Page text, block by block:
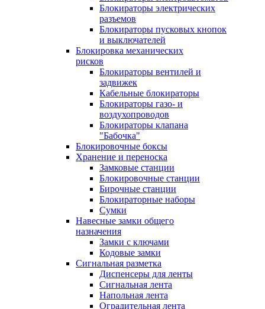
Блокираторы электрических
разъемов
Блокираторы пусковых кнопок
и выключателей
Блокировка механических
рисков
Блокираторы вентилей и
задвижек
Кабельные блокираторы
Блокираторы газо- и
воздухопроводов
Блокираторы клапана
"Бабочка"
Блокировочные боксы
Хранение и переноска
Замковые станции
Блокировочные станции
Бирочные станции
Блокираторные наборы
Сумки
Навесные замки общего
назначения
Замки с ключами
Кодовые замки
Сигнальная разметка
Диспенсеры для ленты
Сигнальная лента
Напольная лента
Оградительная лента